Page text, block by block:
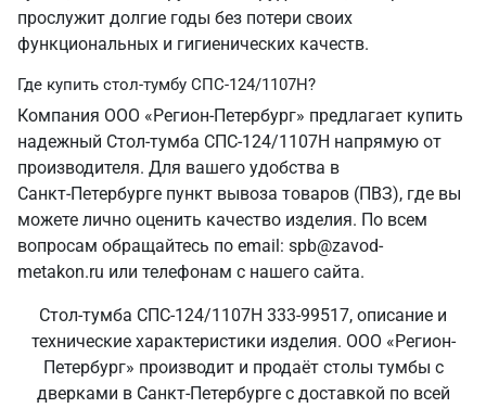
прослужит долгие годы без потери своих
функциональных и гигиенических качеств.
Где купить стол-тумбу СПС-124/1107Н?
Компания ООО «Регион-Петербург» предлагает купить
надежный Стол-тумба СПС-124/1107Н напрямую от
производителя. Для вашего удобства в
Санкт‑Петербурге пункт вывоза товаров (ПВЗ), где вы
можете лично оценить качество изделия. По всем
вопросам обращайтесь по email: spb@zavod-
metakon.ru или телефонам с нашего сайта.
Стол-тумба СПС-124/1107Н 333-99517, описание и
технические характеристики изделия. ООО «Регион-
Петербург» производит и продаёт столы тумбы с
дверками в Санкт‑Петербурге с доставкой по всей